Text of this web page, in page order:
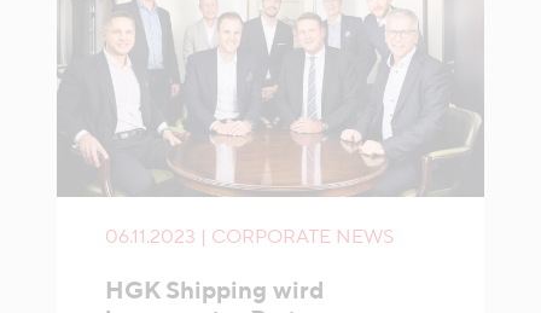
06.11.2023 | CORPORATE NEWS
HGK Shipping wird